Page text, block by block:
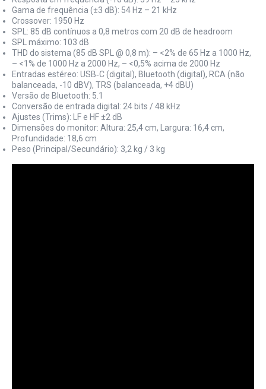
Gama de frequência (±3 dB): 54 Hz – 21 kHz
Crossover: 1950 Hz
SPL: 85 dB contínuos a 0,8 metros com 20 dB de headroom
SPL máximo: 103 dB
THD do sistema (85 dB SPL @ 0,8 m): – <2% de 65 Hz a 1000 Hz,
– <1% de 1000 Hz a 2000 Hz, – <0,5% acima de 2000 Hz
Entradas estéreo: USB‑C (digital), Bluetooth (digital), RCA (não
balanceada, -10 dBV), TRS (balanceada, +4 dBU)
Versão de Bluetooth: 5.1
Conversão de entrada digital: 24 bits / 48 kHz
Ajustes (Trims): LF e HF ±2 dB
Dimensões do monitor: Altura: 25,4 cm, Largura: 16,4 cm,
Profundidade: 18,6 cm
Peso (Principal/Secundário): 3,2 kg / 3 kg